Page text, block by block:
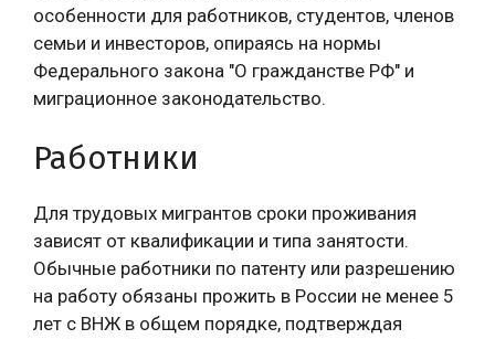
особенности для работников, студентов, членов
семьи и инвесторов, опираясь на нормы
Федерального закона "О гражданстве РФ" и
миграционное законодательство.
Работники
Для трудовых мигрантов сроки проживания
зависят от квалификации и типа занятости.
Обычные работники по патенту или разрешению
на работу обязаны прожить в России не менее 5
лет с ВНЖ в общем порядке, подтверждая